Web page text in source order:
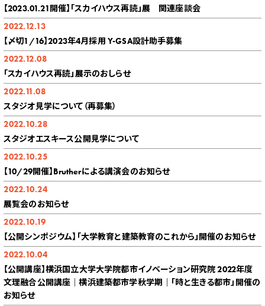
【2023.01.21開催】「スカイハウス再読」展 関連座談会
2022.12.13
【〆切1/16】2023年4月採用 Y-GSA設計助手募集
2022.12.08
「スカイハウス再読」展示のおしらせ
2022.11.08
スタジオ見学について（再募集）
2022.10.28
スタジオエスキース公開見学について
2022.10.25
【10/29開催】Brutherによる講演会のお知らせ
2022.10.24
展覧会のお知らせ
2022.10.19
【公開シンポジウム】「大学教育と建築教育のこれから」開催のお知らせ
2022.10.04
【公開講座】横浜国立大学大学院都市イノベーション研究院 2022年度
文理融合公開講座｜横浜建築都市学秋学期｜「時と生きる都市」開催の
お知らせ